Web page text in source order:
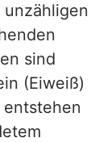
sind
(Eiweiß)